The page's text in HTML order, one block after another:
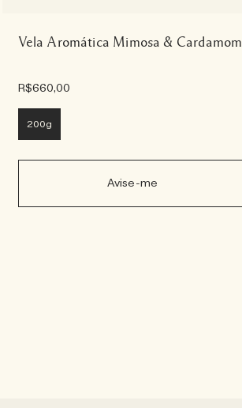
Vela Aromática Mimosa & Cardamom
R$660,00
200g
Avise-me